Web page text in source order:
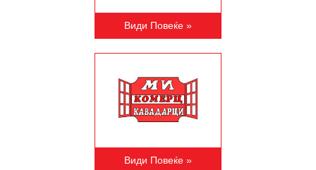
Види Повеќе »
Види Повеќе »